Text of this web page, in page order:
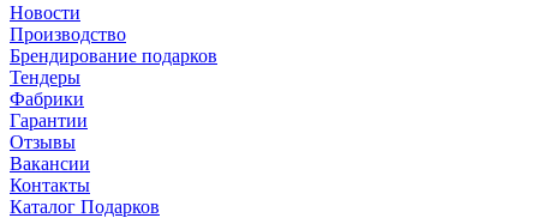
Новости
Производство
Брендирование подарков
Тендеры
Фабрики
Гарантии
Отзывы
Вакансии
Контакты
Каталог Подарков